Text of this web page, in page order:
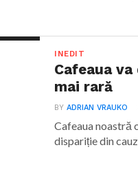
INEDIT
Cafeaua
mai rară
BYADRIAN VRAUKO
Cafeaua noastră
dispariție din